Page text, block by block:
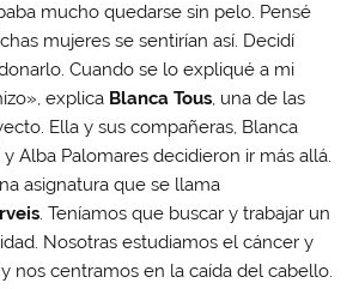
mucho quedarse sin pelo. Pensé
mujeres se sentirían así. Decidí
Cuando se lo expliqué a mi
explica Blanca Tous, una de las
Ella y sus compañeras, Blanca
y Alba Palomares decidieron ir más allá.
asignatura que se llama
. Teníamos que buscar y trabajar un
Nosotras estudiamos el cáncer y
nos centramos en la caída del cabello.